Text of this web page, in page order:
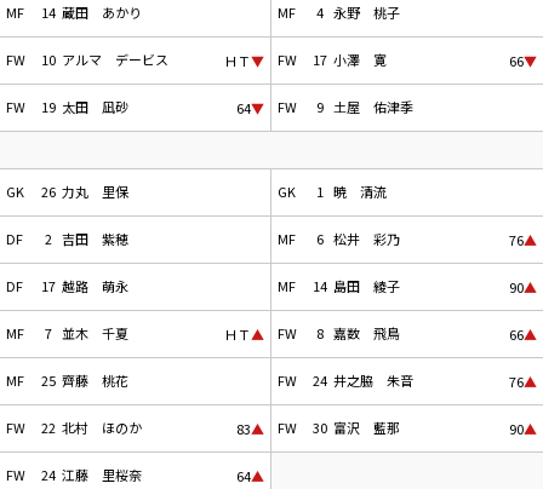
MF 14 蔵田 あかり
FW 10 アルマ デービス ＨＴ▼
FW 19 太田 凪砂 64▼
GK 26 力丸 里保
DF 2 吉田 紫穂
DF 17 越路 萌永
MF 7 並木 千夏 ＨＴ▲
MF 25 齊藤 桃花
FW 22 北村 ほのか 83▲
FW 24 江藤 里桜奈 64▲
MF 4 永野 桃子
FW 17 小澤 寛 66▼
FW 9 土屋 佑津季
GK 1 暁 清流
MF 6 松井 彩乃 76▲
MF 14 島田 綾子 90▲
FW 8 嘉数 飛鳥 66▲
FW 24 井之脇 朱音 76▲
FW 30 富沢 藍那 90▲